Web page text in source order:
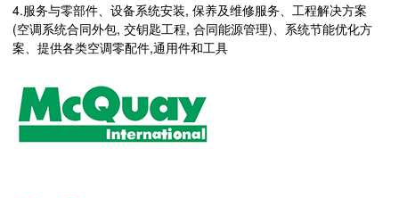
4.服务与零部件、设备系统安装, 保养及维修服务、工程解决方案
(空调系统合同外包, 交钥匙工程, 合同能源管理)、系统节能优化方
案、提供各类空调零配件,通用件和工具